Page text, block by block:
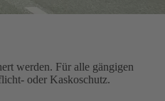
werden. Für alle gängigen
oder Kaskoschutz.